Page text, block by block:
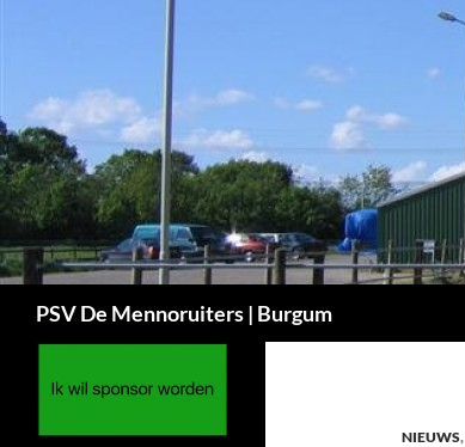
inhoud
PSV De Mennoruiters | Burgum
NIEUWS,